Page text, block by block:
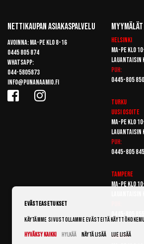
Nettikaupan Asiakaspalvelu
Avoinna: Ma-pe klo 8-16
0445 805 874
Whatsapp:
044-5805873
info@punanaamio.fi
Myymälät
Helsinki
Ma-pe klo
Lauantaisin
Puh:
0445-805 850
Turku
Uusi osoite
Ma-pe klo
Lauantaisin
Puh:
0445-805 845
Tampere
Ma-pe klo
Vantaa
Evästeasetukset
Käytämme sivustollamme evästeitä
Hyväksy kaikki
Hylkää Näytä lisää Lue lisää